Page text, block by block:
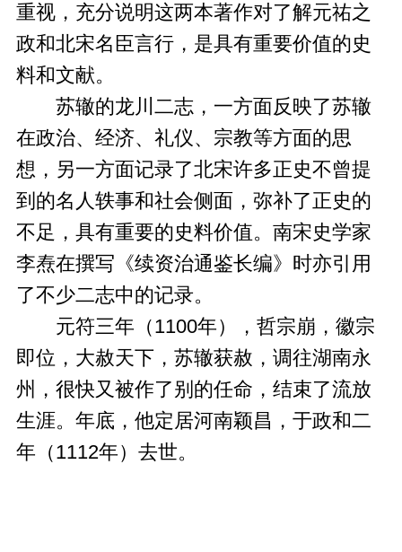
重视，充分说明这两本著作对了解元祐之
政和北宋名臣言行，是具有重要价值的史
料和文献。
苏辙的龙川二志，一方面反映了苏辙
在政治、经济、礼仪、宗教等方面的思
想，另一方面记录了北宋许多正史不曾提
到的名人轶事和社会侧面，弥补了正史的
不足，具有重要的史料价值。南宋史学家
李焘在撰写《续资治通鉴长编》时亦引用
了不少二志中的记录。
元符三年（1100年），哲宗崩，徽宗
即位，大赦天下，苏辙获赦，调往湖南永
州，很快又被作了别的任命，结束了流放
生涯。年底，他定居河南颖昌，于政和二
年（1112年）去世。